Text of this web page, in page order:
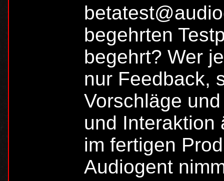
begehrten
begehrt? Wer
nur Feedback,
Vorschläge
und Interaktion
im fertigen
Audiogent